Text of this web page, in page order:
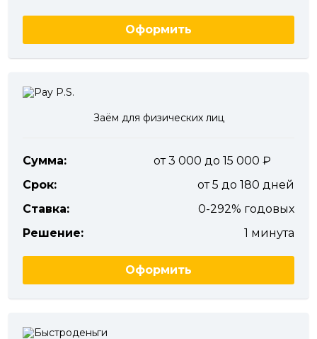
Оформить
Заём для физических лиц
Сумма:
от 3 000 до 15 000
Срок:
от 5 до 180 дней
Ставка:
0-292% годовых
Решение:
1 минута
Оформить